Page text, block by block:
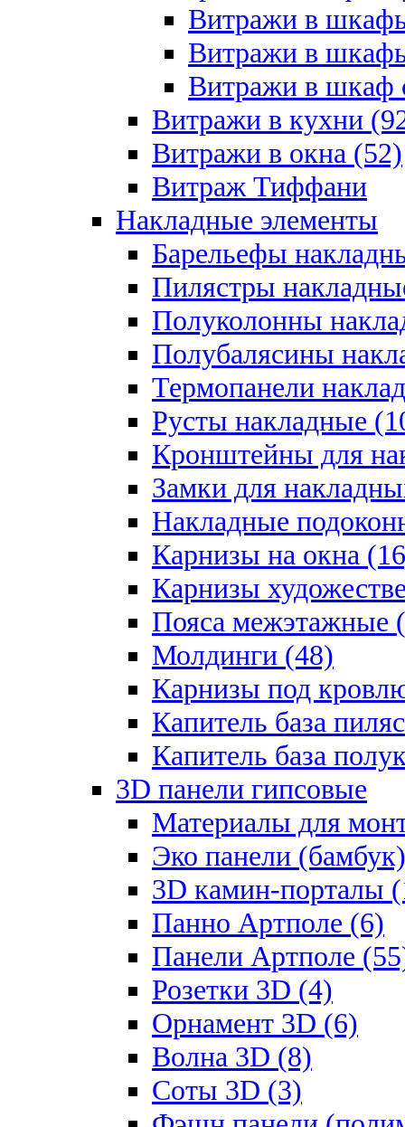
Витражи в
Витражи в
Витражи в шкаф
Витражи в кухни
Витражи в окна (52)
Витраж Тиффани
Накладные элементы
Барельефы
Пилястры
Полуколонны
Полубалясины
Термопанели
Русты накладные
Кронштейны для
Замки для
Накладные
Карнизы на окна
Карнизы
Пояса межэтажные
Молдинги (48)
Карнизы под
Капитель база
Капитель база
3D панели гипсовые
Материалы для
Эко панели
3D камин-порталы
Панно Артполе (6)
Панели Артполе
Розетки 3D (4)
Орнамент 3D (6)
Волна 3D (8)
Соты 3D (3)